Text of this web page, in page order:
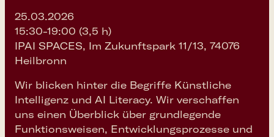
25.03.2026
15:30-19:00 (3,5 h)
IPAI SPACES, Im Zukunftspark 11/13, 74076
Heilbronn
Wir blicken hinter die Begriffe Künstliche
Intelligenz und AI Literacy. Wir verschaffen
uns einen Überblick über grundlegende
Funktionsweisen, Entwicklungsprozesse und